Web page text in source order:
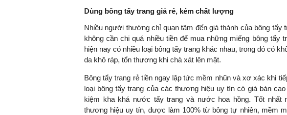
Dùng bông tẩy trang giá rẻ, kém chất lượng
Nhiều người thường chỉ quan tâm đến giá thành của bông tẩy
không cần chi quá nhiều tiền để mua những miếng bông tẩy
hiện nay có nhiều loại bông tẩy trang khác nhau, trong đó có
da khô ráp, tổn thương khi chà xát lên mặt.
Bông tẩy trang rẻ tiền ngay lập tức mềm nhũn và xơ xác khi
loại bông tẩy trang của các thương hiệu uy tín có giá bán
kiệm kha khá nước tẩy trang và nước hoa hồng. Tốt nhất
thương hiệu uy tín, được làm 100% từ bông tự nhiên, mềm